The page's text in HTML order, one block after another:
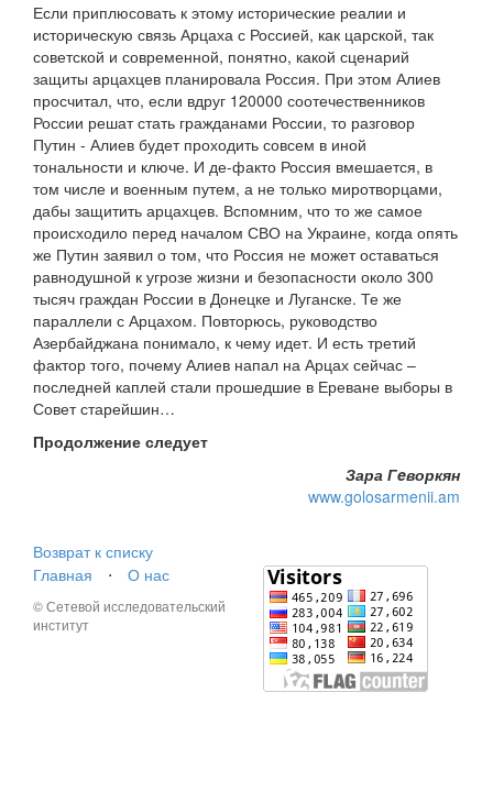
Если приплюсовать к этому исторические реалии и
историческую связь Арцаха с Россией, как царской, так
советской и современной, понятно, какой сценарий
защиты арцахцев планировала Россия. При этом Алиев
просчитал, что, если вдруг 120000 соотечественников
России решат стать гражданами России, то разговор
Путин - Алиев будет проходить совсем в иной
тональности и ключе. И де-факто Россия вмешается, в
том числе и военным путем, а не только миротворцами,
дабы защитить арцахцев. Вспомним, что то же самое
происходило перед началом СВО на Украине, когда опять
же Путин заявил о том, что Россия не может оставаться
равнодушной к угрозе жизни и безопасности около 300
тысяч граждан России в Донецке и Луганске. Те же
параллели с Арцахом. Повторюсь, руководство
Азербайджана понимало, к чему идет. И есть третий
фактор того, почему Алиев напал на Арцах сейчас –
последней каплей стали прошедшие в Ереване выборы в
Совет старейшин…
Продолжение следует
Зара Гeворкян
www.golosarmenii.am
Возврат к списку
Главная
⋅ О нас
© Сетевой исследовательский
институт